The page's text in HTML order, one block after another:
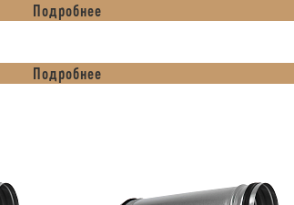
Подробнее
Подробнее